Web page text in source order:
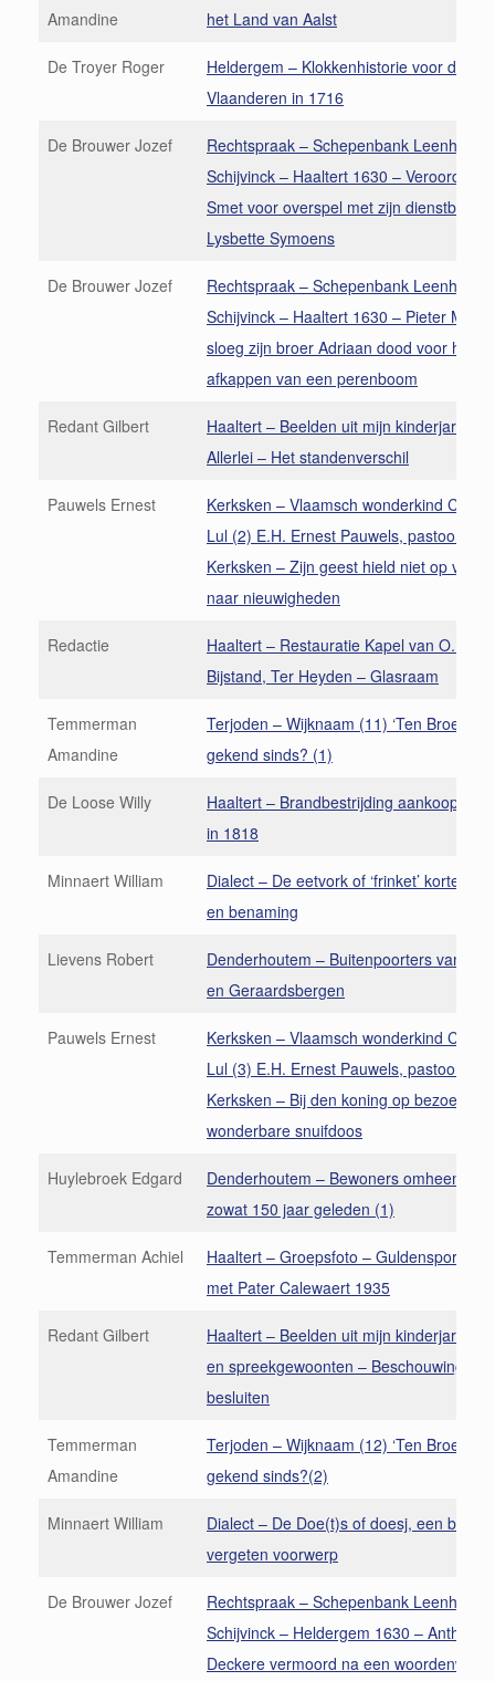
Amandine
het Land van Aalst
De Troyer Roger
Heldergem – Klokkenhistorie voor de
Vlaanderen in 1716
De Brouwer Jozef
Rechtspraak – Schepenbank Leenhof de
Schijvinck – Haaltert 1630 –
Smet voor overspel met zijn dienstbode
Lysbette Symoens
De Brouwer Jozef
Rechtspraak – Schepenbank Leenhof de
Schijvinck – Haaltert 1630 – Pieter
sloeg zijn broer Adriaan dood voor het
afkappen van een perenboom
Redant Gilbert
Haaltert – Beelden uit mijn kinderjaren
Allerlei – Het standenverschil
Pauwels Ernest
Kerksken – Vlaamsch wonderkind
Lul (2) E.H. Ernest Pauwels, pastoor van
Kerksken – Zijn geest hield niet op van
naar nieuwigheden
Redactie
Haaltert – Restauratie Kapel van O.L.V.
Bijstand, Ter Heyden – Glasraam
Temmerman
Amandine
Terjoden – Wijknaam (11) ‘Ten Broecke’
gekend sinds? (1)
De Loose Willy
Haaltert – Brandbestrijding aankoop
in 1818
Minnaert William
Dialect – De eetvork of ‘frinket’ korte
en benaming
Lievens Robert
Denderhoutem – Buitenpoorters van
en Geraardsbergen
Pauwels Ernest
Kerksken – Vlaamsch wonderkind
Lul (3) E.H. Ernest Pauwels, pastoor van
Kerksken – Bij den koning op bezoek
wonderbare snuifdoos
Huylebroek Edgard
Denderhoutem – Bewoners omheen
zowat 150 jaar geleden (1)
Temmerman Achiel
Haaltert – Groepsfoto –
met Pater Calewaert 1935
Redant Gilbert
Haaltert – Beelden uit mijn kinderjaren
en spreekgewoonten – Beschouwingen
besluiten
Temmerman
Amandine
Terjoden – Wijknaam (12) ‘Ten Broecke’
gekend sinds?(2)
Minnaert William
Dialect – De Doe(t)s of doesj, een bijna
vergeten voorwerp
De Brouwer Jozef
Rechtspraak – Schepenbank Leenhof de
Schijvinck – Heldergem 1630 –
Deckere vermoord na een